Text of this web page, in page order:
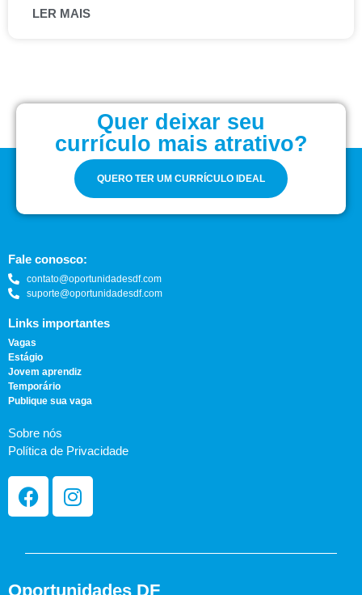
LER MAIS
Quer deixar seu
currículo mais atrativo?
QUERO TER UM CURRÍCULO IDEAL
Fale conosco:
contato@oportunidadesdf.com
suporte@oportunidadesdf.com
Links importantes
Vagas
Estágio
Jovem aprendiz
Temporário
Publique sua vaga
Sobre nós
Política de Privacidade
Oportunidades DF